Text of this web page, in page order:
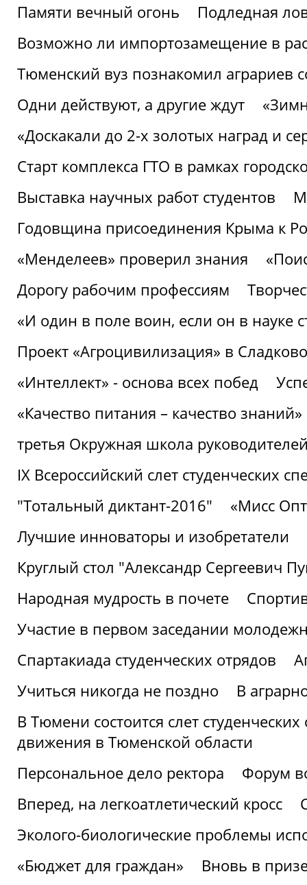
Памяти вечный огонь
Подледная
Возможно ли импортозамещение в
Тюменский вуз познакомил аграриев
Одни действуют, а другие ждут
«Доскакали до 2-х золотых наград и
Старт комплекса ГТО в рамках
Выставка научных работ студентов
Годовщина присоединения Крыма к
«Менделеев» проверил знания
Дорогу рабочим профессиям
«И один в поле воин, если он в науке
Проект «Агроцивилизация» в Сладково
«Интеллект» - основа всех побед
«Качество питания – качество знаний»
третья Окружная школа
IХ Всероссийский слет студенческих
"Тотальный диктант-2016"
«Мисс
Лучшие инноваторы и изобретатели
Круглый стол "Александр Сергеевич
Народная мудрость в почете
Участие в первом заседании
Спартакиада студенческих отрядов
Учиться никогда не поздно
В
В Тюмени состоится слет
движения в Тюменской области
Персональное дело ректора
Форум
Вперед, на легкоатлетический кросс
Эколого-биологические проблемы
«Бюджет для граждан»
Вновь в